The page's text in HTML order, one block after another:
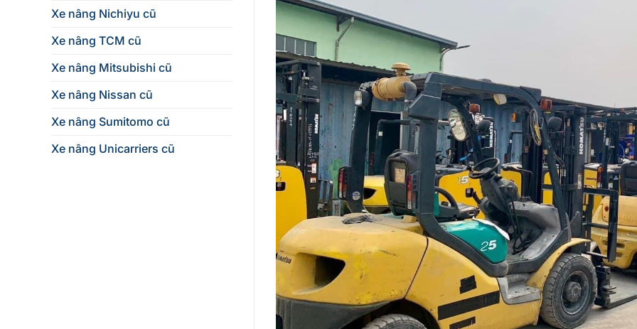
Xe nâng Nichiyu cũ
Xe nâng TCM cũ
Xe nâng Mitsubishi cũ
Xe nâng Nissan cũ
Xe nâng Sumitomo cũ
Xe nâng Unicarriers cũ